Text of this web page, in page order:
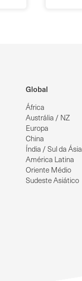
Global
África
Austrália / NZ
Europa
China
Índia / Sul da Ásia
América Latina
Oriente Médio
Sudeste Asiático